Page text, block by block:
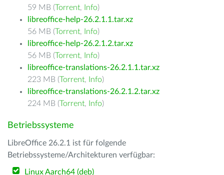
59 MB (Torrent, Info)
libreoffice-help-26.2.1.1.tar.xz
56 MB (Torrent, Info)
libreoffice-help-26.2.1.2.tar.xz
56 MB (Torrent, Info)
libreoffice-translations-26.2.1.1.tar.xz
223 MB (Torrent, Info)
libreoffice-translations-26.2.1.2.tar.xz
224 MB (Torrent, Info)
Betriebssysteme
LibreOffice 26.2.1 ist für folgende
Betriebssysteme/Architekturen verfügbar:
Linux Aarch64 (deb)